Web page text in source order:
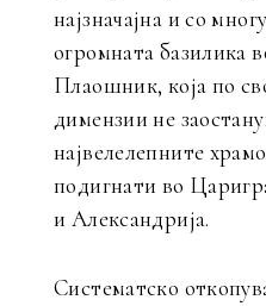
најзначајна и со
огромната базилика
Плаошник, која по
димензии не
највелелепните
подигнати во
и Александрија.
Систематско